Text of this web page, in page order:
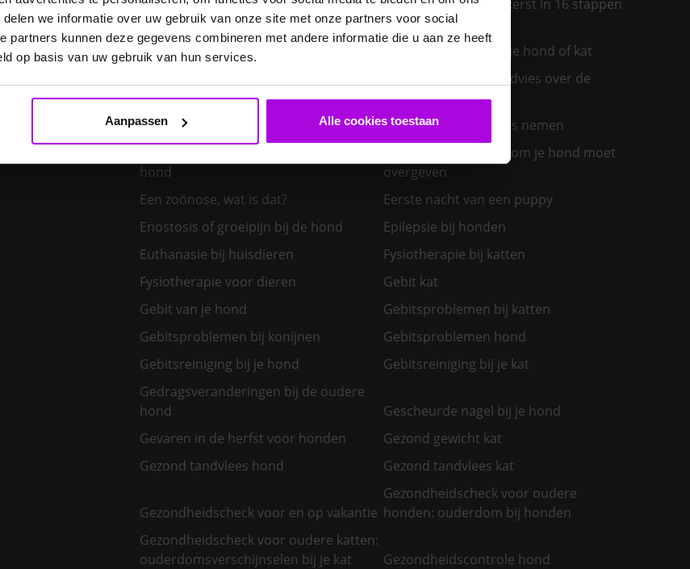
we informatie over uw gebruik van onze site met onze partners voor social
partners kunnen deze gegevens combineren met andere informatie die u aan ze heeft
op basis van uw gebruik van hun services.
Aanpassen Alle cookies toestaan
E. cuniculi bij het konijn
Een diervriendelijke kerst in 16 stappen
Een hond kiezen – welk hondenras past
bij mij?
Een insectenbeet bij je hond of kat
Een klein huisdier kiezen
Een konijn in huis – advies over de
verzorging
Een nieuw kitten in huis
Een nieuwe kat in huis nemen
hond
Een zieke hond: waarom je hond moet
overgeven
Een zoönose, wat is dat?
Eerste nacht van een puppy
Enostosis of groeipijn bij de hond
Epilepsie bij honden
Euthanasie bij huisdieren
Fysiotherapie bij katten
Fysiotherapie voor dieren
Gebit kat
Gebit van je hond
Gebitsproblemen bij katten
Gebitsproblemen bij konijnen
Gebitsproblemen hond
Gebitsreiniging bij je hond
Gebitsreiniging bij je kat
Gedragsveranderingen bij de oudere
hond
Gescheurde nagel bij je hond
Gevaren in de herfst voor honden
Gezond gewicht kat
Gezond tandvlees hond
Gezond tandvlees kat
Gezondheidscheck voor en op vakantie
Gezondheidscheck voor oudere
honden: ouderdom bij honden
Gezondheidscheck voor oudere katten:
ouderdomsverschijnselen bij je kat
Gezondheidscontrole hond